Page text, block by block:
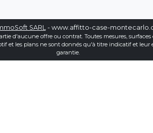
SARL- www.affitto-case-
d'aucune offre ou contrat. Toutes mesures, surfaces
et les plans ne sont donnés qu'à titre indicatif et leur
garantie.